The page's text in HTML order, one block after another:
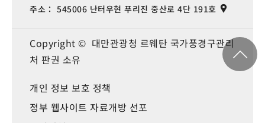
주소： 545006 난터우현 푸리진 중산로 4단 191호
Copyright © 대만관광청 르웨탄 국가풍경구관리
처 판권 소유
개인 정보 보호 정책
정부 웹사이트 자료개방 선포